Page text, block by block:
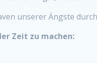
unserer Ängste
Zeit zu machen: